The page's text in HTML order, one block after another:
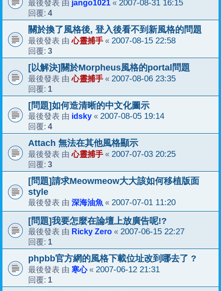
最後發表 由 jango1021 « 2007-08-31 16:15
回覆: 4
關於換了風格後, 登入後看不到新風格的問題
最後發表 由心靈捕手 « 2007-08-15 22:58
回覆: 3
[以解決]關於Morpheus風格的portal問題
最後發表 由心靈捕手 « 2007-08-06 23:35
回覆: 1
[問題]如何造清晰的中文化圖示
最後發表 由 idsky « 2007-08-05 19:14
回覆: 4
Attach 無法在其他風格顯示
最後發表 由心靈捕手 « 2007-07-03 20:25
回覆: 3
[問題]請求Meowmeow大大該如何移植版面
style
最後發表 由 深海油魚 « 2007-07-01 11:20
[問題]我要怎麼在論壇上放廣告呢!?
最後發表 由 Ricky Zero « 2007-06-15 22:27
回覆: 1
phpbb官方網的風格下載位址改到哪去了 ?
最後發表 由 寒心« 2007-06-12 21:31
回覆: 1